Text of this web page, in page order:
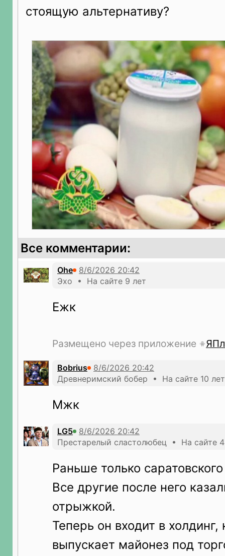
стоящую альтернативу?
Все комментарии:
Ohe
Эхо • На сайте 9 лет
Ежк
Размещено через приложение
Bobrius
Древнеримский бобер • На сайте 10 лет
Мжк
LG5
Престарелый сластолюбец • На сайте 4
Раньше только
Все другие после него
отрыжкой.
Теперь он входит в холдинг,
выпускает майонез под